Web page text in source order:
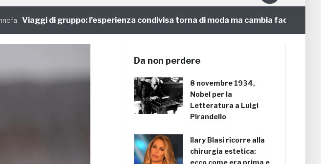
Viaggi di gruppo: l’esperienza condivisa torna di moda ma cambia faccia
Da non perdere
8 novembre 1934,
Nobel per la
Letteratura a Luigi
Pirandello
Ilary Blasi ricorre alla
chirurgia estetica: